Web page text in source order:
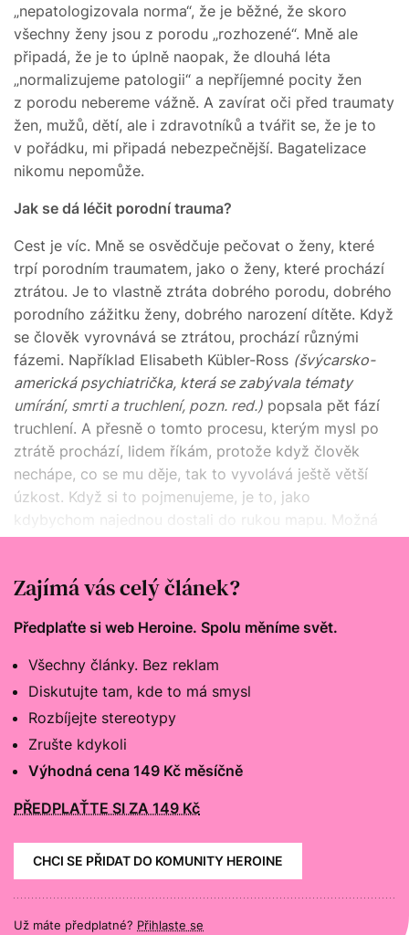
„nepatologizovala norma“, že je běžné, že skoro
všechny ženy jsou z porodu „rozhozené“. Mně ale
připadá, že je to úplně naopak, že dlouhá léta
„normalizujeme patologii“ a nepříjemné pocity žen
z porodu nebereme vážně. A zavírat oči před traumaty
žen, mužů, dětí, ale i zdravotníků a tvářit se, že je to
v pořádku, mi připadá nebezpečnější. Bagatelizace
nikomu nepomůže.
Jak se dá léčit porodní trauma?
Cest je víc. Mně se osvědčuje pečovat o ženy, které
trpí porodním traumatem, jako o ženy, které prochází
ztrátou. Je to vlastně ztráta dobrého porodu, dobrého
porodního zážitku ženy, dobrého narození dítěte. Když
se člověk vyrovnává se ztrátou, prochází různými
fázemi. Například Elisabeth Kübler-Ross (švýcarsko-
americká psychiatrička, která se zabývala tématy
umírání, smrti a truchlení, pozn. red.) popsala pět fází
truchlení. A přesně o tomto procesu, kterým mysl po
ztrátě prochází, lidem říkám, protože když člověk
nechápe, co se mu děje, tak to vyvolává ještě větší
úzkost. Když si to pojmenujeme, je to, jako
kdybychom najednou dostali do rukou mapu. Možná
nás čeká cesta, která je náročná, ale už aspoň víme,
Zajímá vás celý článek?
Předplaťte si web Heroine. Spolu měníme svět.
Všechny články. Bez reklam
Diskutujte tam, kde to má smysl
Rozbíjejte stereotypy
Zrušte kdykoli
Výhodná cena 149 Kč měsíčně
PŘEDPLAŤTE SI ZA 149 Kč
CHCI SE PŘIDAT DO KOMUNITY HEROINE
Už máte předplatné? Přihlaste se